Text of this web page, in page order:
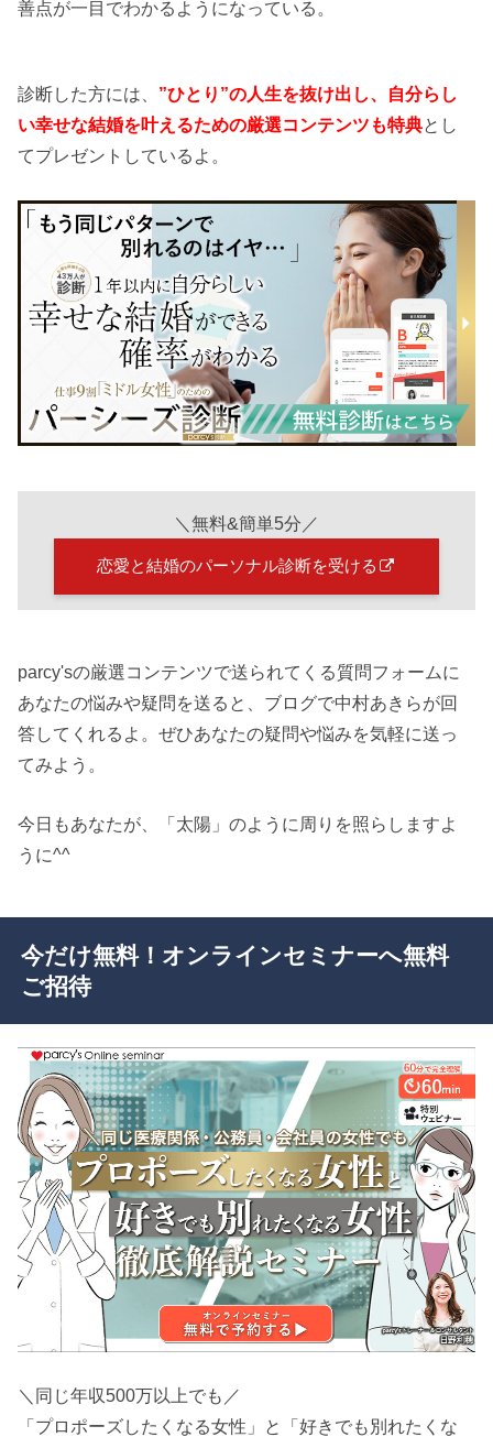
善点が一目でわかるようになっている。
診断した方には、 ”ひとり”の人生を抜け出し、自分らし
い幸せな結婚を叶えるための厳選コンテンツも特典とし
てプレゼントしているよ。
＼無料&簡単5分／
恋愛と結婚のパーソナル診断を受ける
parcy'sの厳選コンテンツで送られてくる質問フォームに
あなたの悩みや疑問を送ると、ブログで中村あきらが回
答してくれるよ。ぜひあなたの疑問や悩みを気軽に送っ
てみよう。
今日もあなたが、「太陽」のように周りを照らしますよ
うに^^
今だけ無料！オンラインセミナーへ無料
ご招待
＼同じ年収500万以上でも／
「プロポーズしたくなる女性」と「好きでも別れたくな